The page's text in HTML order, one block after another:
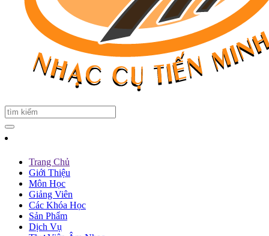
Trang Chủ
Giới Thiệu
Môn Học
Giảng Viên
Các Khóa Học
Sản Phẩm
Dịch Vụ